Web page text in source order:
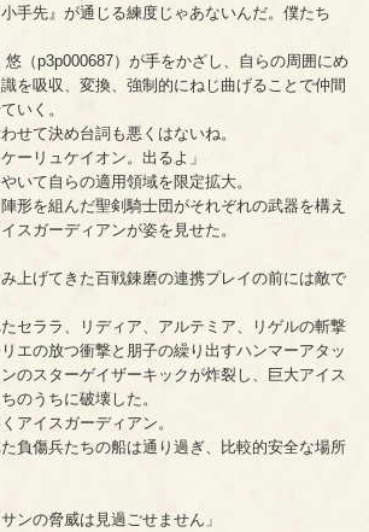
小手先』が通じる練度じゃあないんだ。僕たち
（p3p000687）が手をかざし、自らの周囲にめ
を吸収、変換、強制的にねじ曲げることで仲間
いく。
せて決め台詞も悪くはないね。
リュケイオン。出るよ」
いて自らの適用領域を限定拡大。
形を組んだ聖剣騎士団がそれぞれの武器を構え
スガーディアンが姿を見せた。
上げてきた百戦錬磨の連携プレイの前には敵で
セララ、リディア、アルテミア、リゲルの斬撃
エの放つ衝撃と朋子の繰り出すハンマーアタッ
のスターゲイザーキックが炸裂し、巨大アイス
のうちに破壊した。
アイスガーディアン。
負傷兵たちの船は通り過ぎ、比較的安全な場所
ンの脅威は見過ごせません」